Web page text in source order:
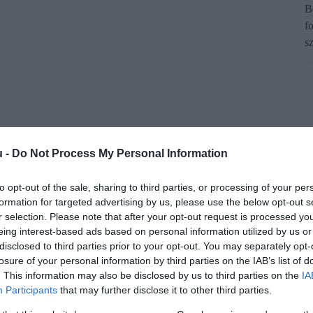
- Do Not Process My Personal Information
opt-out of the sale, sharing to third parties, or processing of your
for targeted advertising by us, please use the below opt-out
selection. Please note that after your opt-out request is processed
interest-based ads based on personal information utilized by us
to third parties prior to your opt-out. You may separately
of your personal information by third parties on the IAB’s list of
This information may also be disclosed by us to third parties on the
Participants that may further disclose it to other third parties.
mintegy 80 900 személygépkocsi
mint egy évvel korábban. Bár ez
adásvételeket követő átírások
-, az már biztos, hogy az eddigi,
immár a múlté.